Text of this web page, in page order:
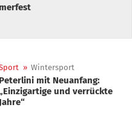
» Wintersport
Peterlini mit Neuanfang:
und verrückte
Jahre“